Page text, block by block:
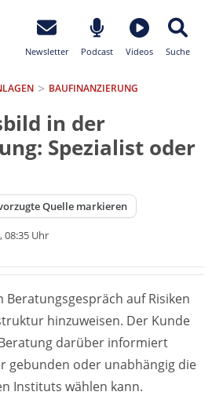
Newsletter Podcast Videos Suche
BAUFINANZIERUNG
in der
Spezialist oder
Quelle markieren
08:35 Uhr
auf Risiken
hinzuweisen. Der Kunde
darüber informiert
gebunden oder unabhängig die
Instituts wählen kann.